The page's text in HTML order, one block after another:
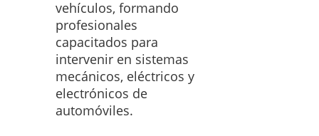
vehículos, formando
profesionales
capacitados para
intervenir en sistemas
mecánicos, eléctricos y
electrónicos de
automóviles.